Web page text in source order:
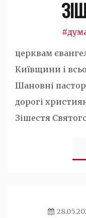
церквам
Київщини і
Шановні
дорогі
Зішестя